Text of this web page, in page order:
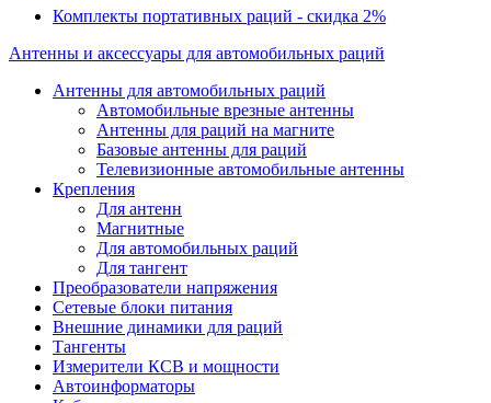
Комплекты портативных раций - скидка 2%
Антенны и аксессуары для автомобильных раций
Антенны для автомобильных раций
Автомобильные врезные антенны
Антенны для раций на магните
Базовые антенны для раций
Телевизионные автомобильные антенны
Крепления
Для антенн
Магнитные
Для автомобильных раций
Для тангент
Преобразователи напряжения
Сетевые блоки питания
Внешние динамики для раций
Тангенты
Измерители КСВ и мощности
Автоинформаторы